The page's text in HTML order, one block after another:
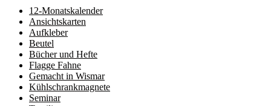
12-Monatskalender
Ansichtskarten
Aufkleber
Beutel
Bücher und Hefte
Flagge Fahne
Gemacht in Wismar
Kühlschrankmagnete
Seminar